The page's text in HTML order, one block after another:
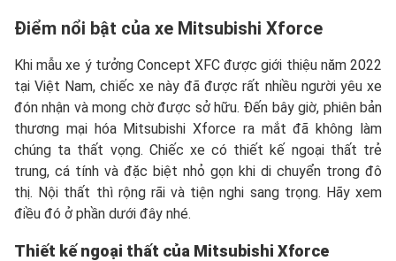
Điểm nổi bật của xe Mitsubishi Xforce
Khi mẫu xe ý tưởng Concept XFC được giới thiệu năm 2022
tại Việt Nam, chiếc xe này đã được rất nhiều người yêu xe
đón nhận và mong chờ được sở hữu. Đến bây giờ, phiên bản
thương mại hóa Mitsubishi Xforce ra mắt đã không làm
chúng ta thất vọng. Chiếc xe có thiết kế ngoại thất trẻ
trung, cá tính và đặc biệt nhỏ gọn khi di chuyển trong đô
thị. Nội thất thì rộng rãi và tiện nghi sang trọng. Hãy xem
điều đó ở phần dưới đây nhé.
Thiết kế ngoại thất của Mitsubishi Xforce